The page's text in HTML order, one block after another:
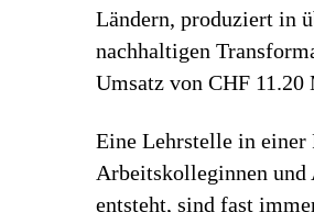
Ländern, produziert in
nachhaltigen
Umsatz von CHF
Eine Lehrstelle in einer
Arbeitskolleginnen
entsteht, sind fast